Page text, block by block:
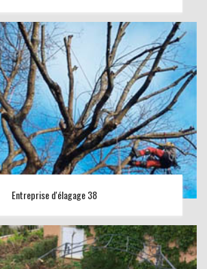
Entreprise d'élagage 38